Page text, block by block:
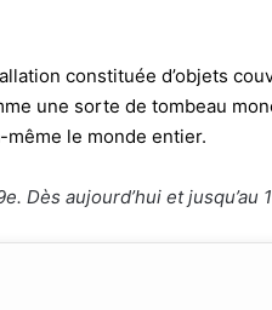
constituée d’objets
une sorte de tombeau
le monde entier.
Dès aujourd’hui et jusqu’au